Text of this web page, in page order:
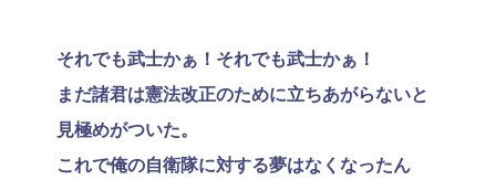
それでも武士かぁ！それでも武士かぁ！
まだ諸君は憲法改正のために立ちあがらないと
見極めがついた。
これで俺の自衛隊に対する夢はなくなったん